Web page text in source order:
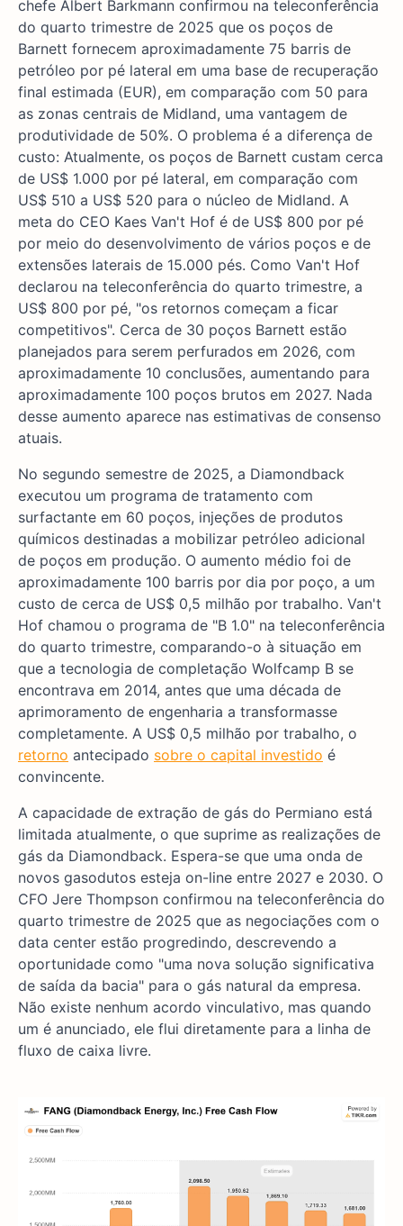
chefe Albert Barkmann confirmou na teleconferência
do quarto trimestre de 2025 que os poços de
Barnett fornecem aproximadamente 75 barris de
petróleo por pé lateral em uma base de recuperação
final estimada (EUR), em comparação com 50 para
as zonas centrais de Midland, uma vantagem de
produtividade de 50%. O problema é a diferença de
custo: Atualmente, os poços de Barnett custam cerca
de US$ 1.000 por pé lateral, em comparação com
US$ 510 a US$ 520 para o núcleo de Midland. A
meta do CEO Kaes Van't Hof é de US$ 800 por pé
por meio do desenvolvimento de vários poços e de
extensões laterais de 15.000 pés. Como Van't Hof
declarou na teleconferência do quarto trimestre, a
US$ 800 por pé, "os retornos começam a ficar
competitivos". Cerca de 30 poços Barnett estão
planejados para serem perfurados em 2026, com
aproximadamente 10 conclusões, aumentando para
aproximadamente 100 poços brutos em 2027. Nada
desse aumento aparece nas estimativas de consenso
atuais.
No segundo semestre de 2025, a Diamondback
executou um programa de tratamento com
surfactante em 60 poços, injeções de produtos
químicos destinadas a mobilizar petróleo adicional
de poços em produção. O aumento médio foi de
aproximadamente 100 barris por dia por poço, a um
custo de cerca de US$ 0,5 milhão por trabalho. Van't
Hof chamou o programa de "B 1.0" na teleconferência
do quarto trimestre, comparando-o à situação em
que a tecnologia de completação Wolfcamp B se
encontrava em 2014, antes que uma década de
aprimoramento de engenharia a transformasse
completamente. A US$ 0,5 milhão por trabalho, o
retorno antecipado sobre o capital investido é
convincente.
A capacidade de extração de gás do Permiano está
limitada atualmente, o que suprime as realizações de
gás da Diamondback. Espera-se que uma onda de
novos gasodutos esteja on-line entre 2027 e 2030. O
CFO Jere Thompson confirmou na teleconferência do
quarto trimestre de 2025 que as negociações com o
data center estão progredindo, descrevendo a
oportunidade como "uma nova solução significativa
de saída da bacia" para o gás natural da empresa.
Não existe nenhum acordo vinculativo, mas quando
um é anunciado, ele flui diretamente para a linha de
fluxo de caixa livre.